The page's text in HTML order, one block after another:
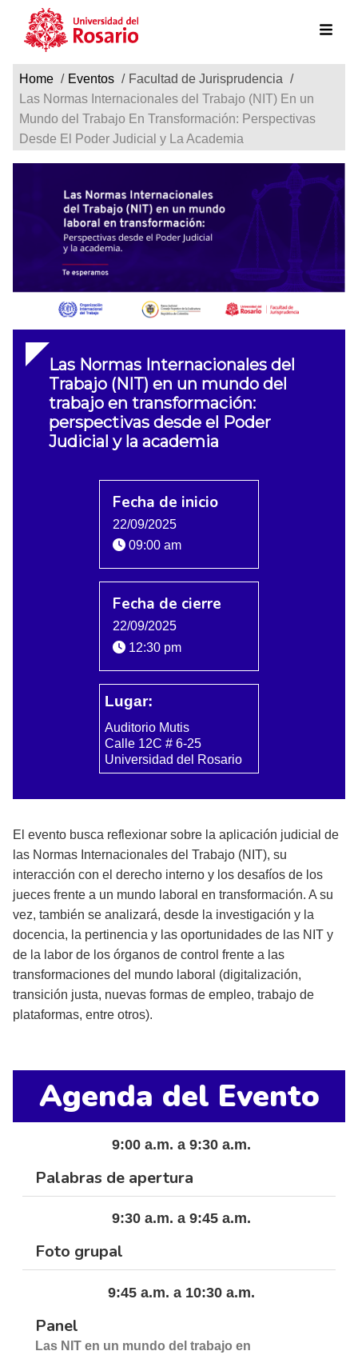
Pasar al contenido principal
Ruta de navegación
Home Eventos
Facultad de Jurisprudencia
Las Normas Internacionales del Trabajo (NIT) En un
Mundo del Trabajo En Transformación: Perspectivas
Desde El Poder Judicial y La Academia
Las Normas Internacionales del
Trabajo (NIT) en un mundo del
trabajo en transformación:
perspectivas desde el Poder
Judicial y la academia
Fecha de inicio
22/09/2025
09:00 am
Fecha de cierre
22/09/2025
12:30 pm
Lugar:
Auditorio Mutis
Calle 12C # 6-25
Universidad del Rosario
El evento busca reflexionar sobre la aplicación judicial de
las Normas Internacionales del Trabajo (NIT), su
interacción con el derecho interno y los desafíos de los
jueces frente a un mundo laboral en transformación. A su
vez, también se analizará, desde la investigación y la
docencia, la pertinencia y las oportunidades de las NIT y
de la labor de los órganos de control frente a las
transformaciones del mundo laboral (digitalización,
transición justa, nuevas formas de empleo, trabajo de
plataformas, entre otros).
Agenda del Evento
9:00 a.m. a 9:30 a.m.
Palabras de apertura
9:30 a.m. a 9:45 a.m.
Foto grupal
9:45 a.m. a 10:30 a.m.
Panel
Las NIT en un mundo del trabajo en